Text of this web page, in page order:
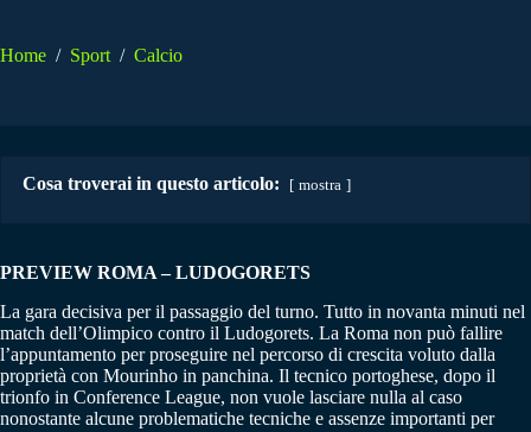
Home / Sport / Calcio
Cosa troverai in questo articolo: mostra
PREVIEW ROMA – LUDOGORETS
La gara decisiva per il passaggio del turno. Tutto in novanta minuti nel
match dell’Olimpico contro il Ludogorets. La Roma non può fallire
l’appuntamento per proseguire nel percorso di crescita voluto dalla
proprietà con Mourinho in panchina. Il tecnico portoghese, dopo il
trionfo in Conference League, non vuole lasciare nulla al caso
nonostante alcune problematiche tecniche e assenze importanti per